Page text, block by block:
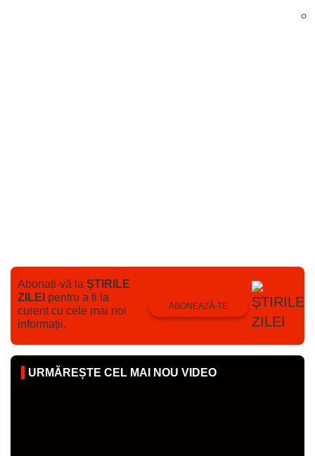
Abonați-vă la ȘTIRILE
ZILEI pentru a fi la
curent cu cele mai noi
informații.
ABONEAZĂ-TE
URMĂREȘTE CEL MAI NOU VIDEO